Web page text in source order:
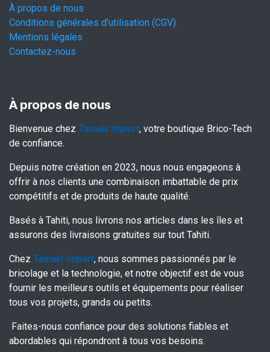
À propos de nous
Conditions générales d'utilisation (CGV).
Mentions légales
Contactez-nous
À propos de nous
Bienvenue chez Tamaki Import, votre boutique Brico-Tech
de confiance.
Depuis notre création en 2023, nous nous engageons à
offrir à nos clients une combinaison imbattable de prix
compétitifs et de produits de haute qualité.
Basés à Tahiti, nous livrons nos articles dans les îles et
assurons des livraisons gratuites sur tout Tahiti.
Chez Tamaki Import, nous sommes passionnés par le
bricolage et la technologie, et notre objectif est de vous
fournir les meilleurs outils et équipements pour réaliser
tous vos projets, grands ou petits.
Faites-nous confiance pour des solutions fiables et
abordables qui répondront à tous vos besoins.